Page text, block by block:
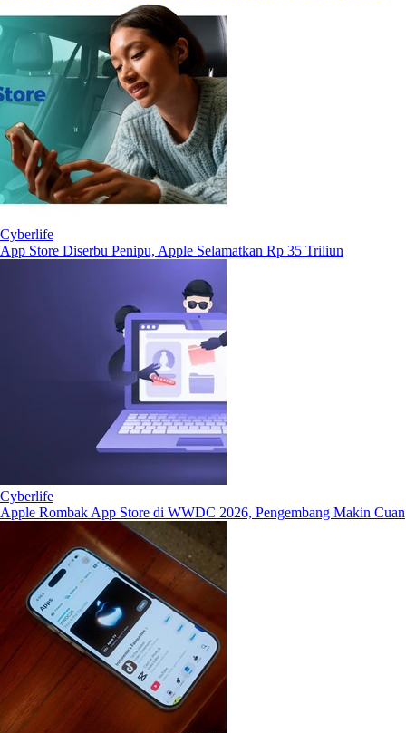
Cyberlife
App Store Diserbu Penipu, Apple Selamatkan Rp 35 Triliun
Cyberlife
Apple Rombak App Store di WWDC 2026, Pengembang Makin Cuan